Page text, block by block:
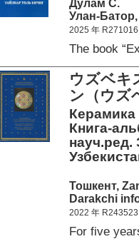
Дулам С.
Улан-
2025 年 R271016
The book
ウズベキ
ン（ウズ
Керамика
Книга-
науч.ред.
Тошкент,
Darakchi
2022 年 R243523
For five